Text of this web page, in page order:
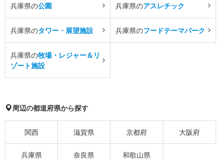
兵庫県の公園 兵庫県のアスレチック
兵庫県のタワー・展望施設 兵庫県のフードテーマパーク
兵庫県の牧場・レジャー＆リ
ゾート施設
周辺の都道府県から探す
関西 滋賀県 京都府 大阪府
兵庫県 奈良県 和歌山県